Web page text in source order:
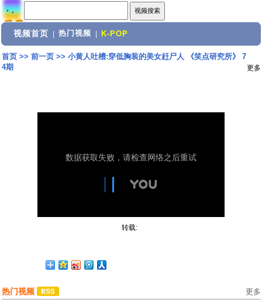
视频首页 热门视频 K-POP
首页>> 前一页>> 小黄人吐槽:穿低胸装的美女赶尸人 《笑点研究所》 7
4期
更多
转载:
热门视频 更多